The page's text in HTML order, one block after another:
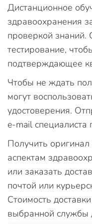
Дистанционное
здравоохранения
проверкой знаний.
тестирование,
подтверждающее
Чтобы не ждать
могут
удостоверения.
e-mail специалиста
Получить
аспектам
или заказать
почтой или
Стоимость
выбранной службы